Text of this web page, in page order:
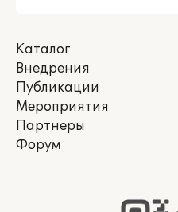
Каталог
Внедрения
Публикации
Мероприятия
Партнеры
Форум